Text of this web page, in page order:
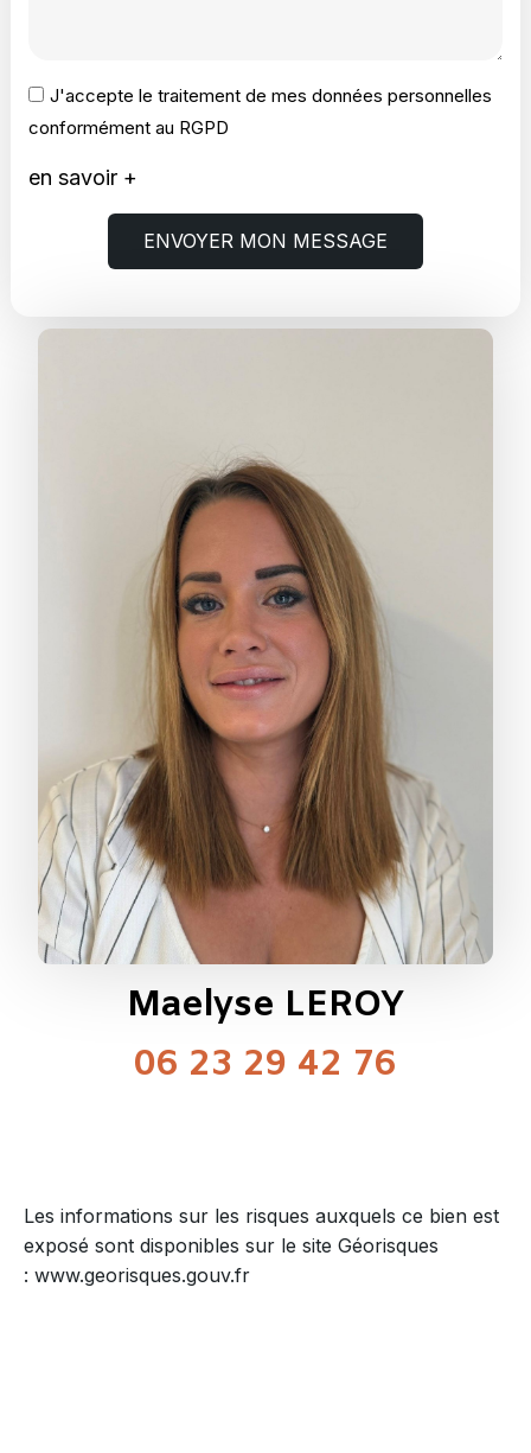
J'accepte le traitement de mes données personnelles
conformément au RGPD
en savoir +
ENVOYER MON MESSAGE
Maelyse LEROY
06 23 29 42 76
Les informations sur les risques auxquels ce bien est
exposé sont disponibles sur le site Géorisques
: www.georisques.gouv.fr